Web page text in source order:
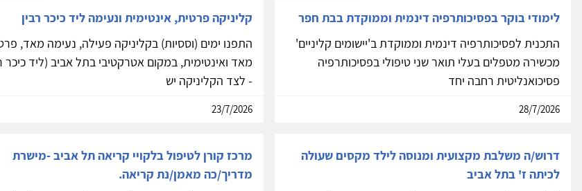
לימודי בוקר בפסיכותרפיה דינמית וממוקדת בבת חפר
התכנית לפסיכותרפיה דינמית וממוקדת ב'יישומים קליניים'
מכשירה מטפלים בעלי תואר שני טיפולי בפסיכותרפיה
פסיכואנליטית רחבה יחד
28/7/2026
קליניקה פרטית, אינטימית ונעימה ליד כיכר רבין
התפנו ימים (וססיות) בקליניקה פעילה, נעימה מאד,
מאד ואינטימית, במקום אטרקטיבי בתל אביב (ליד כיכר
- לצד הקליניקה יש
23/7/2026
דרוש/ה משלבת מקצועית ומנוסה לילד מקסים שעולה
לכיתה ז' בתל אביב
מרכז קורן לטיפול בלקויי קריאה תל אביב -מישרת
מדריך/כה מאמן/נת קריאה.